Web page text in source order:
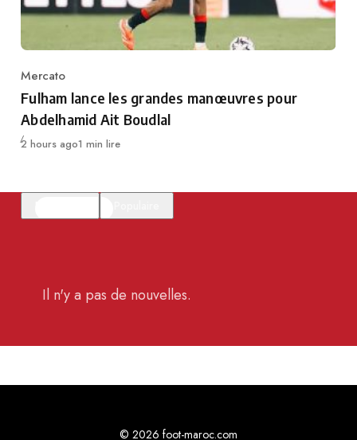
Category
Mercato
Fulham lance les grandes manœuvres pour
Abdelhamid Ait Boudlal
Publié
2 hours ago1 min lire
Il n'y a pas de nouvelles.
© 2026 foot-maroc.com